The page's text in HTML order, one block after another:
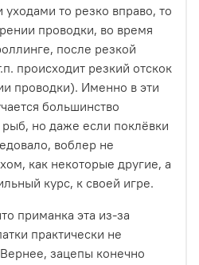
то резко вправо, то
проводки, во время
после резкой
происходит резкий отскок
проводки). Именно в эти
большинство
но даже если поклёвки
воблер не
как некоторые другие, а
курс, к своей игре.
приманка эта из-за
практически не
зацепы конечно